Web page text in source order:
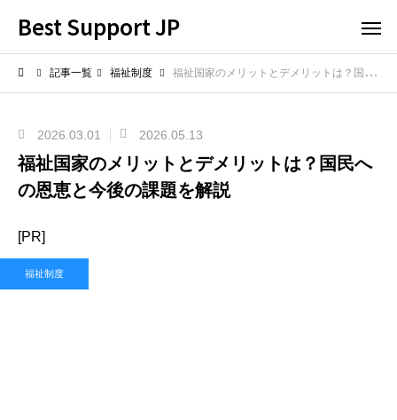
Best Support JP
記事一覧 福祉制度 福祉国家のメリットとデメリットは？国民への恩恵と今後の課題を解説
2026.03.01 2026.05.13
福祉国家のメリットとデメリットは？国民へ
の恩恵と今後の課題を解説
[PR]
福祉制度